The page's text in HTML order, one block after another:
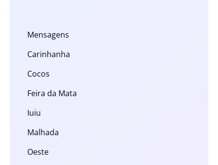
Mensagens
Carinhanha
Cocos
Feira da Mata
Iuiu
Malhada
Oeste